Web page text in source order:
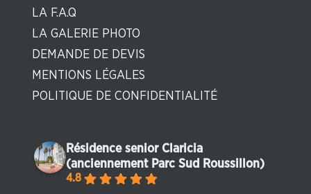
LA F.A.Q
LA GALERIE PHOTO
DEMANDE DE DEVIS
MENTIONS LÉGALES
POLITIQUE DE CONFIDENTIALITÉ
Résidence senior Claricia
(anciennement Parc Sud Roussillon)
4.8